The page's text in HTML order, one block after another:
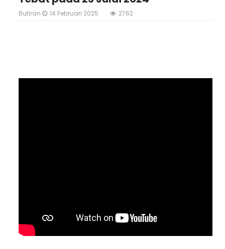
Butiran 14 Februari 2025 2762